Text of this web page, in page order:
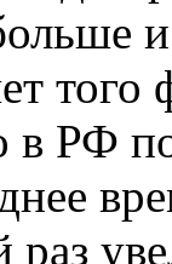
того
в РФ
раз